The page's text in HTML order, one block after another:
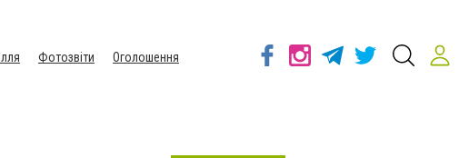
Фотозвіти
Оголошення